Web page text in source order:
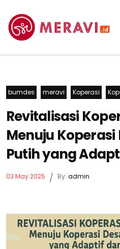
bumdes meravi Koperasi
Revitalisasi
Menuju Koperasi
Putih yang
03 May 2025 / By: admin